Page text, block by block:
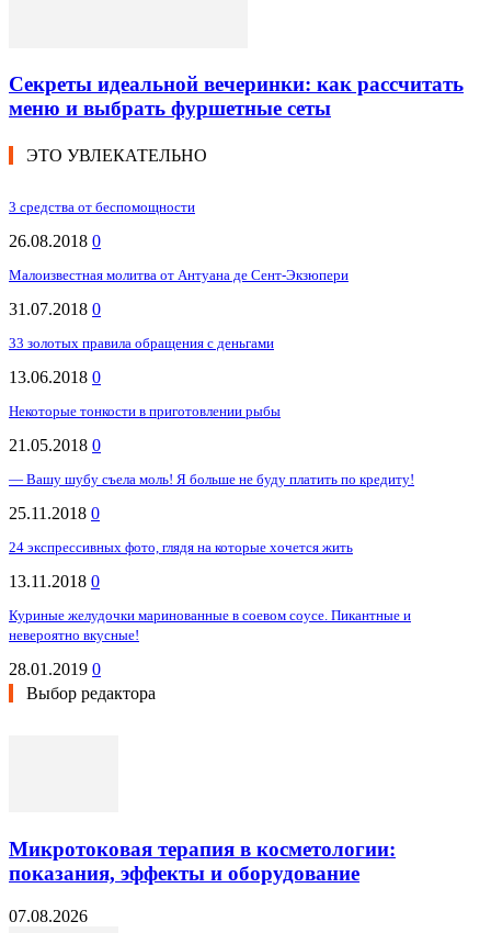
Секреты идеальной вечеринки: как рассчитать
меню и выбрать фуршетные сеты
ЭТО УВЛЕКАТЕЛЬНО
3 средства от беспомощности
26.08.2018 0
Малоизвестная молитва от Антуана де Сент-Экзюпери
31.07.2018 0
33 золотых правила обращения с деньгами
13.06.2018 0
Некоторые тонкости в приготовлении рыбы
21.05.2018 0
— Вашу шубу съела моль! Я больше не буду платить по кредиту!
25.11.2018 0
24 экспрессивных фото, глядя на которые хочется жить
13.11.2018 0
Куриные желудочки маринованные в соевом соусе. Пикантные и
невероятно вкусные!
28.01.2019 0
Выбор редактора
Микротоковая терапия в косметологии:
показания, эффекты и оборудование
07.08.2026